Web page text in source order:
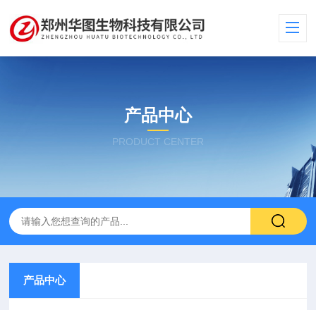
产品中心
PRODUCT CENTER
产品中心